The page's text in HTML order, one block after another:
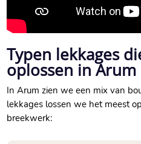
Typen lekkages
oplossen in Arum
In Arum zien we een mix van
lekkages lossen we het meest
breekwerk: